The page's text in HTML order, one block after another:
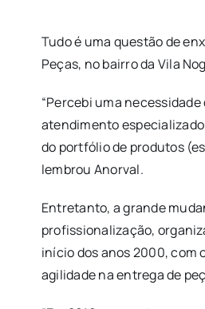
Tudo é uma questão de
Peças, no bairro da Vila
“Percebi uma
atendimento
do portfólio de produtos
lembrou Anorval.
Entretanto, a grande
profissionalização,
início dos anos 2000, com
agilidade na entrega de